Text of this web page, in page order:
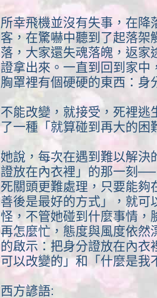
所幸飛機並沒有失事，在降
客，在驚嚇中聽到了起落架
落，大家還失魂落魄，返家
證拿出來。一直到回到家中
胸罩裡有個硬硬的東西：身
不能改變，就接受，死裡逃
了一種「就算碰到再大的困
她說，每次在遇到難以解決
證放在內衣裡」的那一刻
死關頭更難處理，只要能夠
善後是最好的方式」，就
怪，不管她碰到什麼事情，
再怎麼忙，態度與風度依
的啟示：把身分證放在內衣
可以改變的」和「什麼是
西方諺語: